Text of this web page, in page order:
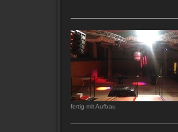
fertig mit Aufbau